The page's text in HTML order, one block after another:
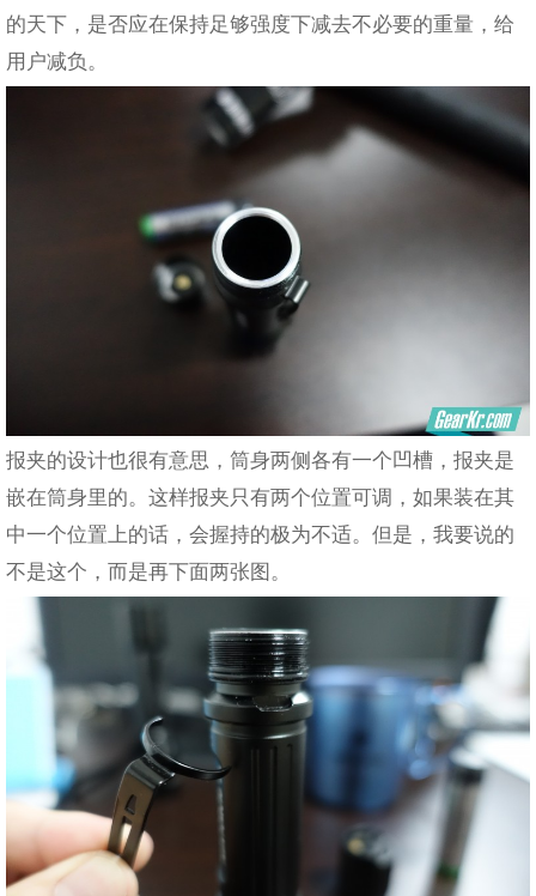
的天下，是否应在保持足够强度下减去不必要的重量，给
用户减负。
报夹的设计也很有意思，筒身两侧各有一个凹槽，报夹是
嵌在筒身里的。这样报夹只有两个位置可调，如果装在其
中一个位置上的话，会握持的极为不适。但是，我要说的
不是这个，而是再下面两张图。